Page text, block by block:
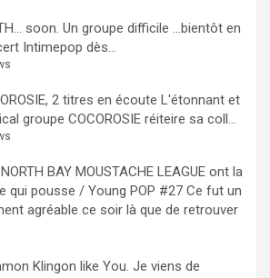
soon. Un groupe difficile ...bientôt en
Intimepop dès...
2 titres en écoute L'étonnant et
groupe COCOROSIE réiteire sa coll...
BAY MOUSTACHE LEAGUE ont la
qui pousse / Young POP #27 Ce fut un
agréable ce soir là que de retrouver
Klingon like You. Je viens de